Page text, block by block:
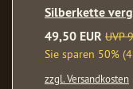
Silberkette
49,50 EUR UVP
Sie sparen 50%
zzgl. Versandkosten